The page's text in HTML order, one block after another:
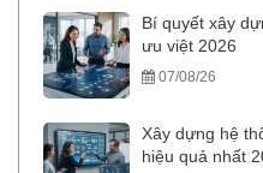
Bí quyết xây
ưu việt 2026
07/08/26
Xây dựng hệ
hiệu quả nhất